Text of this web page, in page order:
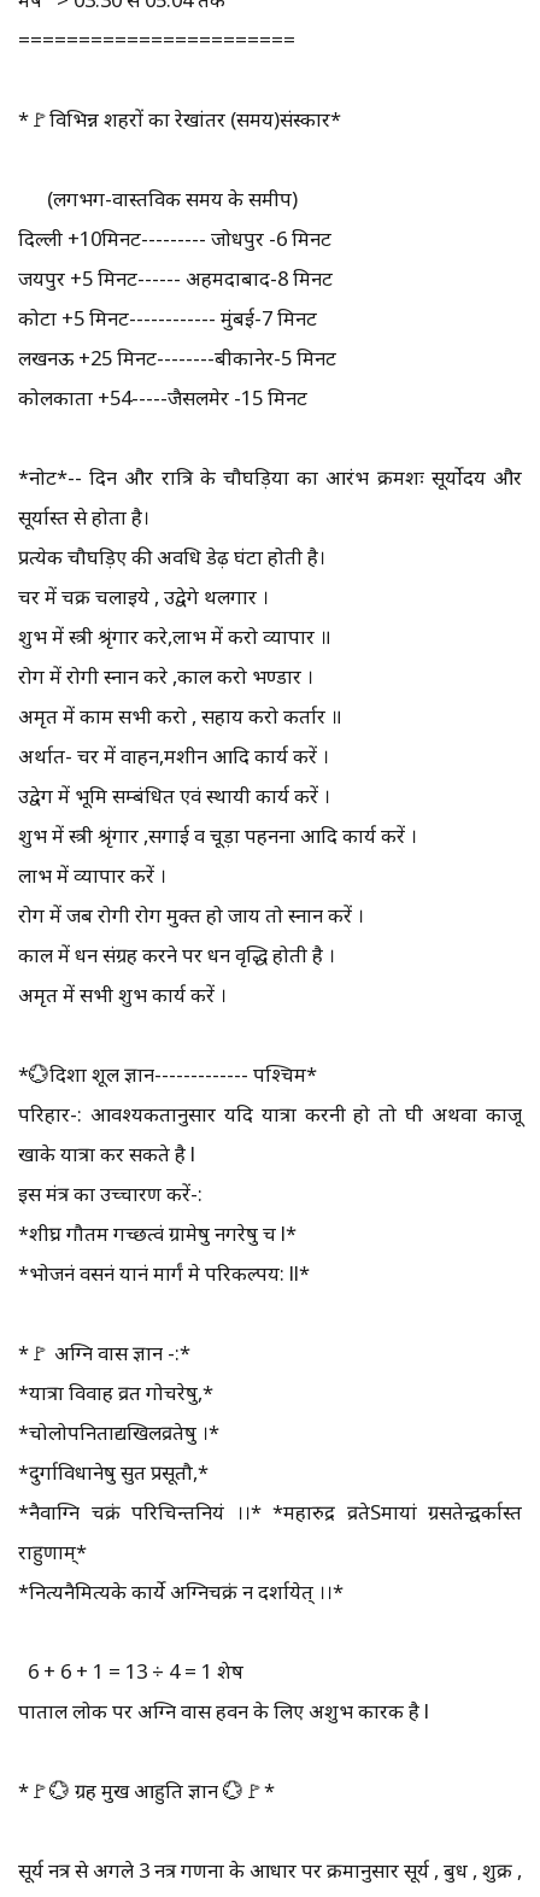
=======================
*🚩विभिन्न शहरों का रेखांतर (समय)संस्कार*
(लगभग-वास्तविक समय के समीप)
दिल्ली +10मिनट--------- जोधपुर -6 मिनट
जयपुर +5 मिनट------ अहमदाबाद-8 मिनट
कोटा +5 मिनट------------ मुंबई-7 मिनट
लखनऊ +25 मिनट--------बीकानेर-5 मिनट
कोलकाता +54-----जैसलमेर -15 मिनट
*नोट*-- दिन और रात्रि के चौघड़िया का आरंभ क्रमशः सूर्योदय और
सूर्यास्त से होता है।
प्रत्येक चौघड़िए की अवधि डेढ़ घंटा होती है।
चर में चक्र चलाइये , उद्वेगे थलगार ।
शुभ में स्त्री श्रृंगार करे,लाभ में करो व्यापार ॥
रोग में रोगी स्नान करे ,काल करो भण्डार ।
अमृत में काम सभी करो , सहाय करो कर्तार ॥
अर्थात- चर में वाहन,मशीन आदि कार्य करें ।
उद्वेग में भूमि सम्बंधित एवं स्थायी कार्य करें ।
शुभ में स्त्री श्रृंगार ,सगाई व चूड़ा पहनना आदि कार्य करें ।
लाभ में व्यापार करें ।
रोग में जब रोगी रोग मुक्त हो जाय तो स्नान करें ।
काल में धन संग्रह करने पर धन वृद्धि होती है ।
अमृत में सभी शुभ कार्य करें ।
*💮दिशा शूल ज्ञान------------- पश्चिम*
परिहार-: आवश्यकतानुसार यदि यात्रा करनी हो तो घी अथवा काजू
खाके यात्रा कर सकते है l
इस मंत्र का उच्चारण करें-:
*शीघ्र गौतम गच्छत्वं ग्रामेषु नगरेषु च l*
*भोजनं वसनं यानं मार्गं मे परिकल्पय: ll*
*🚩 अग्नि वास ज्ञान -:*
*यात्रा विवाह व्रत गोचरेषु,*
*चोलोपनिताद्यखिलव्रतेषु ।*
*दुर्गाविधानेषु सुत प्रसूतौ,*
*नैवाग्नि चक्रं परिचिन्तनियं ।।* *महारुद्र व्रतेSमायां ग्रसतेन्द्वर्कास्त
राहुणाम्*
*नित्यनैमित्यके कार्ये अग्निचक्रं न दर्शायेत् ।।*
6 + 6 + 1 = 13 ÷ 4 = 1 शेष
पाताल लोक पर अग्नि वास हवन के लिए अशुभ कारक है l
*🚩💮 ग्रह मुख आहुति ज्ञान 💮🚩*
सूर्य नक्षत्र से अगले 3 नक्षत्र गणना के आधार पर क्रमानुसार सूर्य , बुध , शुक्र ,